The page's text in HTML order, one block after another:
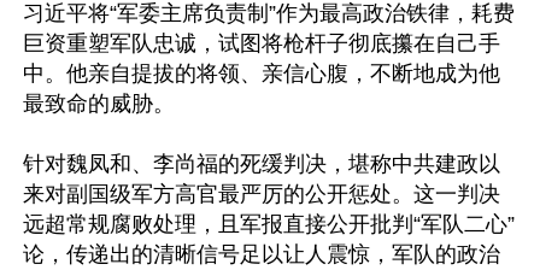
习近平将“军委主席负责制”作为最高政治铁律，耗费
巨资重塑军队忠诚，试图将枪杆子彻底攥在自己手
中。他亲自提拔的将领、亲信心腹，不断地成为他
最致命的威胁。
针对魏凤和、李尚福的死缓判决，堪称中共建政以
来对副国级军方高官最严厉的公开惩处。这一判决
远超常规腐败处理，且军报直接公开批判“军队二心”
论，传递出的清晰信号足以让人震惊，军队的政治